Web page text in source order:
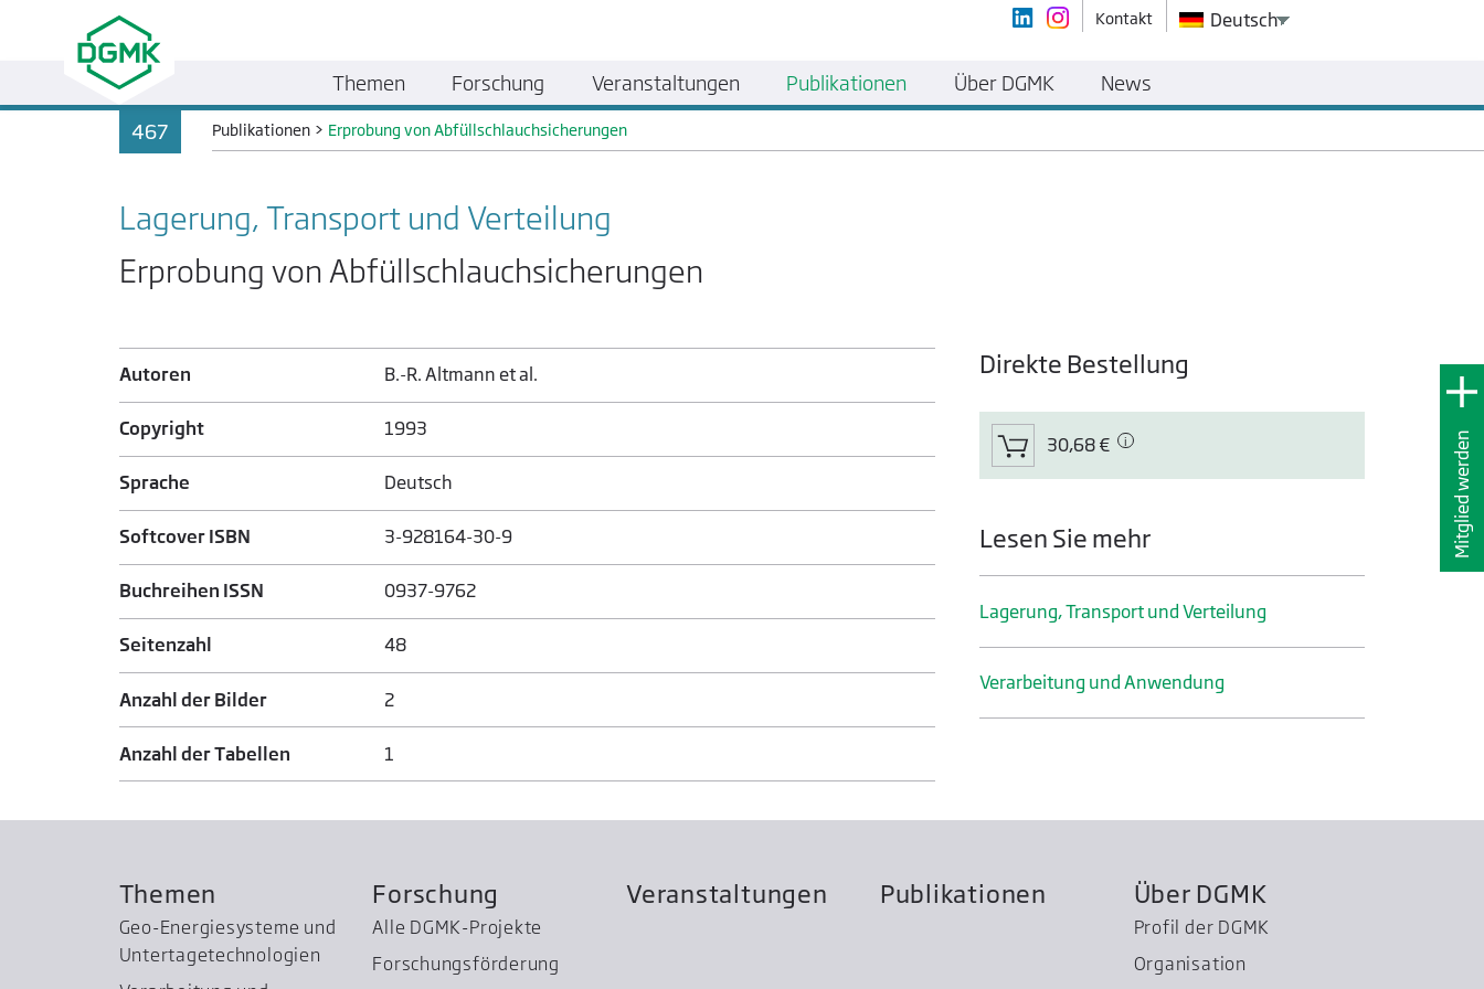
Mitglied werden
467 Publikationen > Erprobung von Abfüllschlauchsicherungen
Lagerung, Transport und Verteilung
Erprobung von Abfüllschlauchsicherungen
Autoren B.-R. Altmann et al.
Copyright 1993
Sprache Deutsch
Softcover ISBN 3-928164-30-9
Buchreihen ISSN 0937-9762
Seitenzahl 48
Anzahl der Bilder 2
Anzahl der Tabellen 1
Direkte Bestellung
30,68 €
Lesen Sie mehr
Lagerung, Transport und Verteilung
Verarbeitung und Anwendung
Themen
Geo-Energiesysteme und
Untertage­technologien
Forschung
Alle DGMK-Projekte
Forschungsförderung
Veranstaltungen Publikationen Über DGMK
Profil der DGMK
Organisation
Kontakt Deutsch
Themen Forschung Veranstaltungen Publikationen Über DGMK News